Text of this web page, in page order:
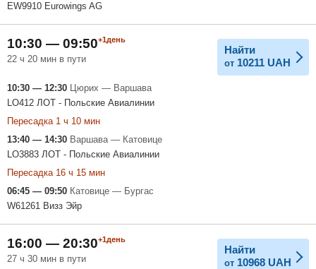
EW9910 Eurowings AG
10:30 — 09:50+1день
22 ч 20 мин в пути
Найти
от 10211 UAH
10:30 — 12:30 Цюрих — Варшава
LO412 ЛОТ - Польские Авиалинии
Пересадка 1 ч 10 мин
13:40 — 14:30 Варшава — Катовице
LO3883 ЛОТ - Польские Авиалинии
Пересадка 16 ч 15 мин
06:45 — 09:50 Катовице — Бургас
W61261 Визз Эйр
16:00 — 20:30+1день
27 ч 30 мин в пути
Найти
от 10968 UAH